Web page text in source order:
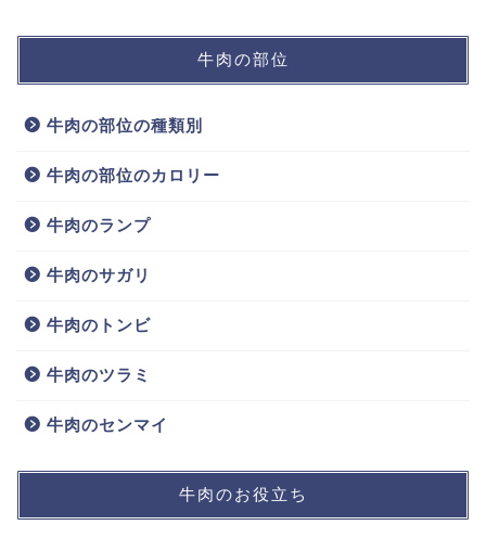
牛肉の部位
牛肉の部位の種類別
牛肉の部位のカロリー
牛肉のランプ
牛肉のサガリ
牛肉のトンビ
牛肉のツラミ
牛肉のセンマイ
牛肉のお役立ち